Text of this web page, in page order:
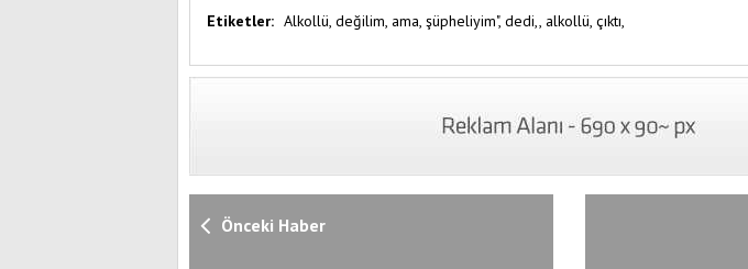
Etiketler: Alkollü, değilim, ama, şüpheliyim", dedi,, alkollü, çıktı,
Önceki Haber